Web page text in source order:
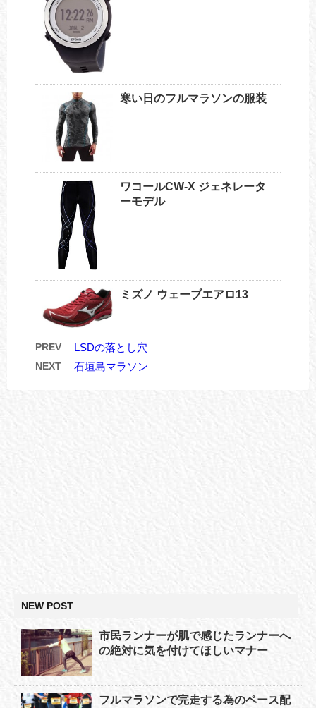
寒い日のフルマラソンの服装
ワコールCW-X ジェネレータ
ーモデル
ミズノ ウェーブエアロ13
PREV LSDの落とし穴
NEXT 石垣島マラソン
NEW POST
市民ランナーが肌で感じたランナーへ
の絶対に気を付けてほしいマナー
フルマラソンで完走する為のペース配